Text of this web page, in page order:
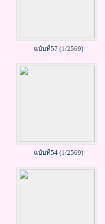
ฉบับที่57 (1/2569)
ฉบับที่54 (1/2569)